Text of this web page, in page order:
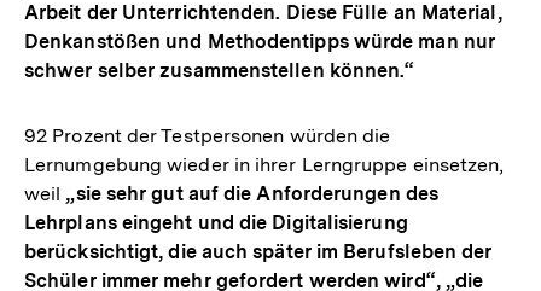
Arbeit der Unterrichtenden. Diese Fülle an Material,
Denkanstößen und Methodentipps würde man nur
schwer selber zusammenstellen können.“
92 Prozent der Testpersonen würden die
Lernumgebung wieder in ihrer Lerngruppe einsetzen,
weil „sie sehr gut auf die Anforderungen des
Lehrplans eingeht und die Digitalisierung
berücksichtigt, die auch später im Berufsleben der
Schüler immer mehr gefordert werden wird“, „die